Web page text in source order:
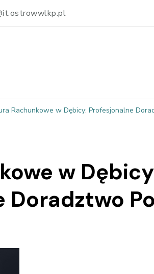
Rachunkowe w Dębicy: Profesjonalne
w
Doradztwo